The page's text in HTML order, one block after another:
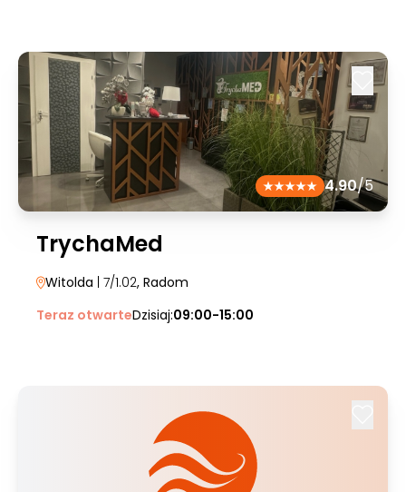
4.90/5
TrychaMed
Witolda | 7/1.02, Radom
Teraz otwarteDzisiaj:09:00-15:00